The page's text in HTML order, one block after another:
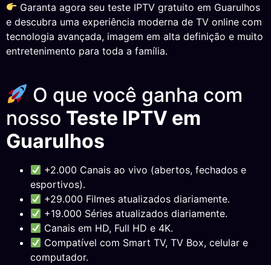
Garanta agora seu teste IPTV gratuito em Guarulhos
e descubra uma experiência moderna de TV online com
tecnologia avançada, imagem em alta definição e muito
entretenimento para toda a família.
O que você ganha com
nosso Teste IPTV em
Guarulhos
+2.000 Canais ao vivo (abertos, fechados e
esportivos).
+29.000 Filmes atualizados diariamente.
+19.000 Séries atualizados diariamente.
Canais em HD, Full HD e 4K.
Compatível com Smart TV, TV Box, celular e
computador.